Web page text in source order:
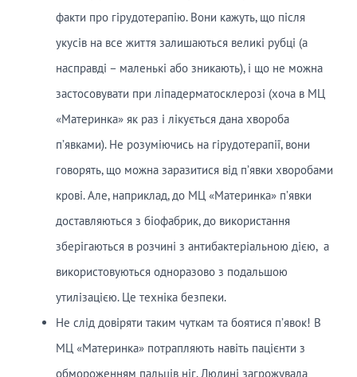
факти про гірудотерапію. Вони кажуть, що після
укусів на все життя залишаються великі рубці (а
насправді – маленькі або зникають), і що не можна
застосовувати при ліпадерматосклерозі (хоча в МЦ
«Материнка» як раз і лікується дана хвороба
п’явками). Не розуміючись на гірудотерапії, вони
говорять, що можна заразитися від п’явки хворобами
крові. Але, наприклад, до МЦ «Материнка» п’явки
доставляються з біофабрик, до використання
зберігаються в розчині з антибактеріальною дією, а
використовуються одноразово з подальшою
утилізацією. Це техніка безпеки.
Не слід довіряти таким чуткам та боятися п’явок! В
МЦ «Материнка» потрапляють навіть пацієнти з
обмороженням пальців ніг. Людині загрожувала